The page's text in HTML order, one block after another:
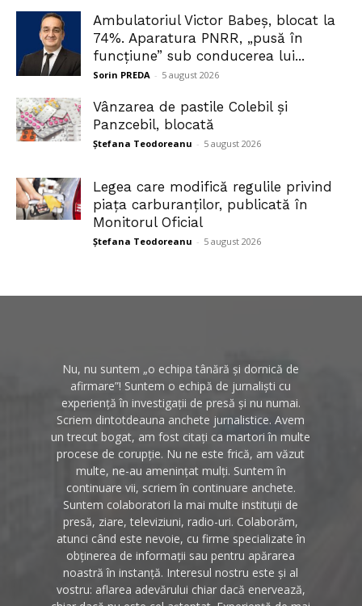
Ambulatoriul Victor Babeș, blocat la
74%. Aparatura PNRR, „pusă în
funcțiune” sub conducerea lui...
Sorin PREDA - 5 august 2026
Vânzarea de pastile Colebil și
Panzcebil, blocată
Ștefana Teodoreanu - 5 august 2026
Legea care modifică regulile privind
piața carburanților, publicată în
Monitorul Oficial
Ștefana Teodoreanu - 5 august 2026
Nu, nu suntem „o echipa tânără și dornică de
afirmare”! Suntem o echipă de jurnaliști cu
experiență în investigații de presă și nu numai.
Scriem dintotdeauna anchete jurnalistice. Avem
un trecut bogat, am fost citați ca martori în multe
procese de corupție. Nu ne este frică, am văzut
multe, ne-au amenințat mulți. Suntem în
continuare vii, scriem în continuare anchete.
Suntem colaboratori la mai multe instituții de
presă, ziare, televiziuni, radio-uri. Colaborăm,
atunci când este nevoie, cu firme specializate în
obținerea de informații sau pentru apărarea
noastră în instanță. Interesul nostru este și al
vostru: aflarea adevărului chiar dacă enervează,